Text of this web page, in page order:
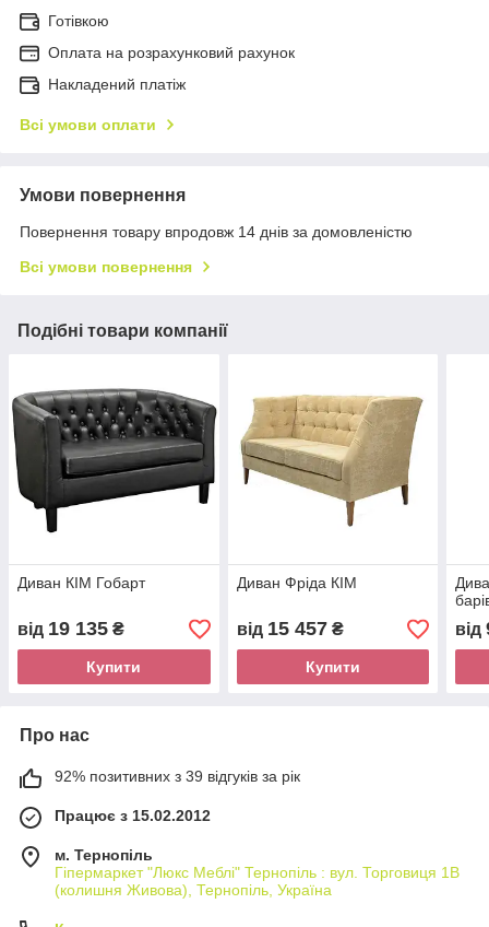
Готівкою
Оплата на розрахунковий рахунок
Накладений платіж
Всі умови оплати
Умови повернення
Повернення товару впродовж 14 днів за домовленістю
Всі умови повернення
Подібні товари компанії
Диван КІМ Гобарт
від 19 135 ₴
Купити
Диван Фріда КІМ
від 15 457₴
Купити
від
Про нас
92% позитивних з 39 відгуків за рік
Працює з 15.02.2012
м. Тернопіль
Гіпермаркет "Люкс Меблі" Тернопіль : вул. Торговиця 1В
(колишня Живова), Тернопіль, Україна